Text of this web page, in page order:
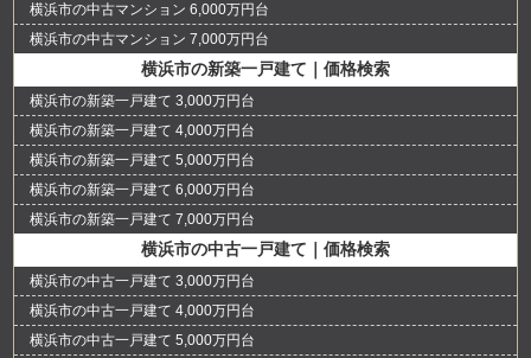
横浜市の中古マンション 6,000万円台
横浜市の中古マンション 7,000万円台
横浜市の新築一戸建て｜価格検索
横浜市の新築一戸建て 3,000万円台
横浜市の新築一戸建て 4,000万円台
横浜市の新築一戸建て 5,000万円台
横浜市の新築一戸建て 6,000万円台
横浜市の新築一戸建て 7,000万円台
横浜市の中古一戸建て｜価格検索
横浜市の中古一戸建て 3,000万円台
横浜市の中古一戸建て 4,000万円台
横浜市の中古一戸建て 5,000万円台